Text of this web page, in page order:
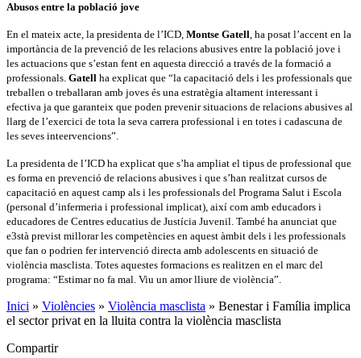
Abusos entre la població jove
En el mateix acte, la presidenta de l’ICD, Montse Gatell, ha posat l’accent en la
importància de la prevenció de les relacions abusives entre la població jove i
les actuacions que s’estan fent en aquesta direcció a través de la formació a
professionals. Gatell ha explicat que “la capacitació dels i les professionals que
treballen o treballaran amb joves és una estratègia altament interessant i
efectiva ja que garanteix que poden prevenir situacions de relacions abusives al
llarg de l’exercici de tota la seva carrera professional i en totes i cadascuna de
les seves inteervencions”.
La presidenta de l’ICD ha explicat que s’ha ampliat el tipus de professional que
es forma en prevenció de relacions abusives i que s’han realitzat cursos de
capacitació en aquest camp als i les professionals del Programa Salut i Escola
(personal d’infermeria i professional implicat), així com amb educadors i
educadores de Centres educatius de Justícia Juvenil. També ha anunciat que
e3stà previst millorar les competències en aquest àmbit dels i les professionals
que fan o podrien fer intervenció directa amb adolescents en situació de
violència masclista. Totes aquestes formacions es realitzen en el marc del
programa: “Estimar no fa mal. Viu un amor lliure de violència”.
Inici » Violències » Violència masclista » Benestar i Família implica
el sector privat en la lluita contra la violència masclista
Compartir